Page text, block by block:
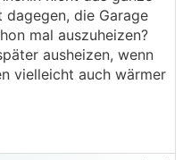
dagegen, die Garage
mal auszuheizen?
ausheizen, wenn
vielleicht auch wärmer